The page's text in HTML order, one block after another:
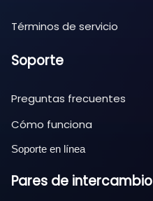
Términos de servicio
Soporte
Preguntas frecuentes
Cómo funciona
Soporte en línea
Pares de intercambio